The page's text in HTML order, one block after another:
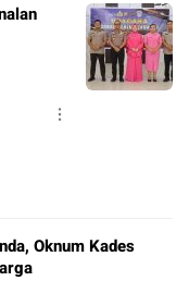
Oknum Kades